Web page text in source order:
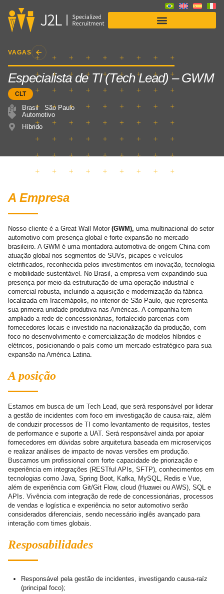
VAGAS
Especialista de TI (Tech Lead) – GWM
CLT
Brasil
São Paulo
Automotivo
Híbrido
A Empresa
Nosso cliente é a Great Wall Motor (GWM), uma multinacional do setor
automotivo com presença global e forte expansão no mercado
brasileiro. A GWM é uma montadora automotiva de origem China com
atuação global nos segmentos de SUVs, picapes e veículos
eletrificados, reconhecida pelos investimentos em inovação, tecnologia
e mobilidade sustentável. No Brasil, a empresa vem expandindo sua
presença por meio da estruturação de uma operação industrial e
comercial robusta, incluindo a aquisição e modernização da fábrica
localizada em Iracemápolis, no interior de São Paulo, que representa
sua primeira unidade produtiva nas Américas. A companhia tem
ampliado a rede de concessionárias, fortalecido parcerias com
fornecedores locais e investido na nacionalização da produção, com
foco no desenvolvimento e comercialização de modelos híbridos e
elétricos, posicionando o país como um mercado estratégico para sua
expansão na América Latina.
A posição
Estamos em busca de um Tech Lead, que será responsável por liderar
a gestão de incidentes com foco em investigação de causa-raiz, além
de conduzir processos de TI como levantamento de requisitos, testes
de performance e suporte a UAT. Será responsável ainda por apoiar
fornecedores em dúvidas sobre arquitetura baseada em microserviços
e realizar análises de impacto de novas versões em produção.
Buscamos um profissional com forte capacidade de priorização e
experiência em integrações (RESTful APIs, SFTP), conhecimentos em
tecnologias como Java, Spring Boot, Kafka, MySQL, Redis e Vue,
além de experiência com Git/Git Flow, cloud (Huawei ou AWS), SQL e
APIs. Vivência com integração de rede de concessionárias, processos
de vendas e logística e experiência no setor automotivo serão
considerados diferenciais, sendo necessário inglês avançado para
interação com times globais.
Resposabilidades
Responsável pela gestão de incidentes, investigando causa-raíz
(principal foco);